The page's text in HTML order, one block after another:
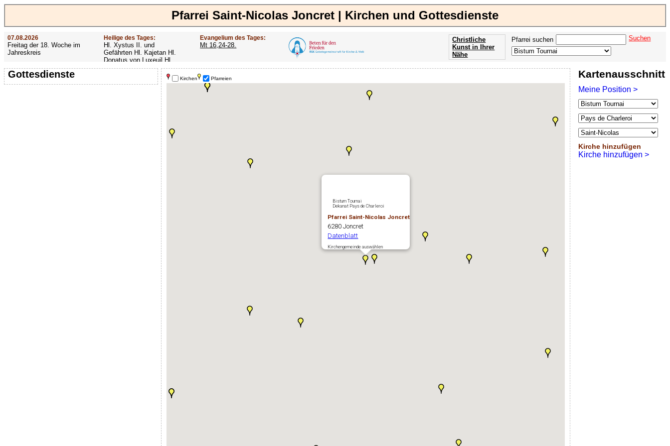
Pfarrei Saint-Nicolas Joncret | Kirchen und Gottesdienste
07.08.2026
Freitag der 18. Woche im
Jahreskreis
Heilige des Tages:
Hl. Xystus II. und
Gefährten Hl. Kajetan Hl.
Donatus von Luxeuil Hl.
Afra
Evangelium des Tages:
Mt 16,24-28.
Pfarrei suchen Suchen
Christliche
Kunst in Ihrer
Nähe
Offenbarung
der Apokalypse
des Johannes
Gottesdienste Kartenausschnitt
Meine Position >
Kirche hinzufügen
Kirche hinzufügen >
Kirchen Pfarreien
Bistum Tournai
Dekanat Pays de Charleroi
Pfarrei Saint-Nicolas Joncret
6280 Joncret
Datenblatt
Kirchengemeinde auswählen